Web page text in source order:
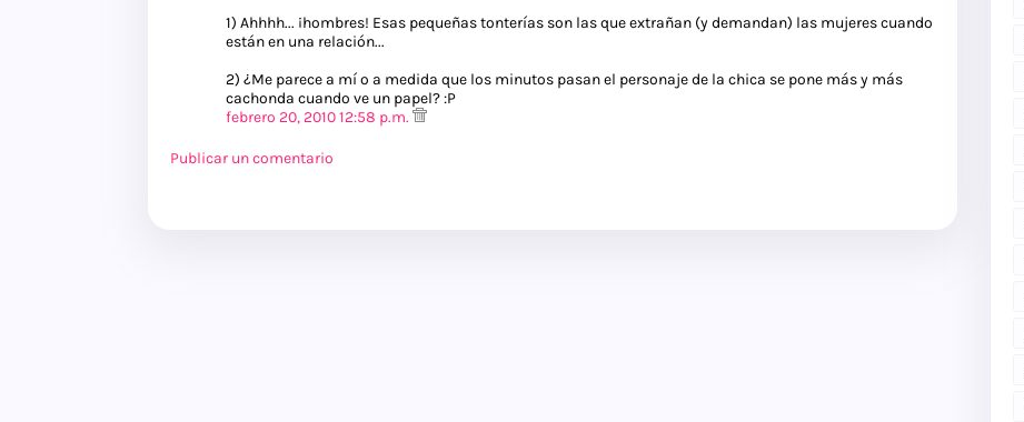
1) Ahhhh... ¡hombres! Esas pequeñas tonterías son las que extrañan (y demandan) las mujeres cuando
están en una relación...
2) ¿Me parece a mí o a medida que los minutos pasan el personaje de la chica se pone más y más
cachonda cuando ve un papel? :P
febrero 20, 2010 12:58 p.m.
Publicar un comentario